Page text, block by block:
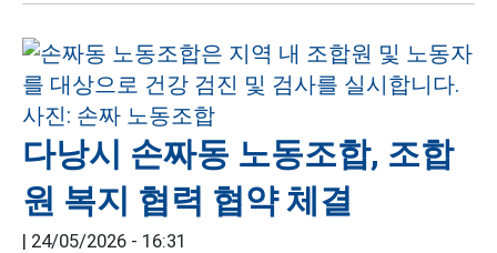
다낭시 손짜동 노동조합, 조합
원 복지 협력 협약 체결
| 24/05/2026 - 16:31